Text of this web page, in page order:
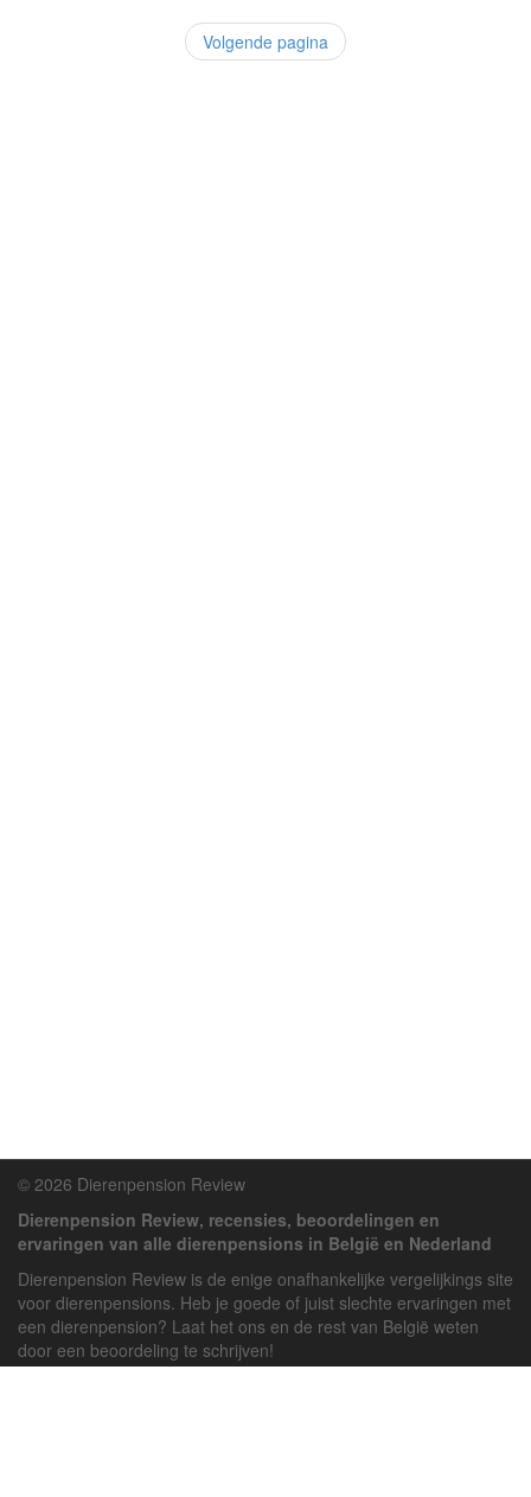
Volgende pagina
© 2026 Dierenpension Review
Dierenpension Review, recensies, beoordelingen en
ervaringen van alle dierenpensions in België en Nederland
Dierenpension Review is de enige onafhankelijke vergelijkings site
voor dierenpensions. Heb je goede of juist slechte ervaringen met
een dierenpension? Laat het ons en de rest van België weten
door een beoordeling te schrijven!